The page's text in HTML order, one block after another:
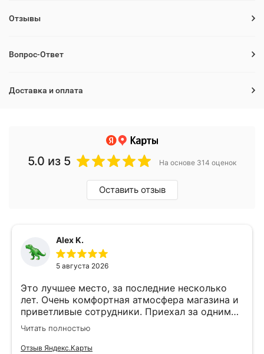
Отзывы
Вопрос-Ответ
Доставка и оплата